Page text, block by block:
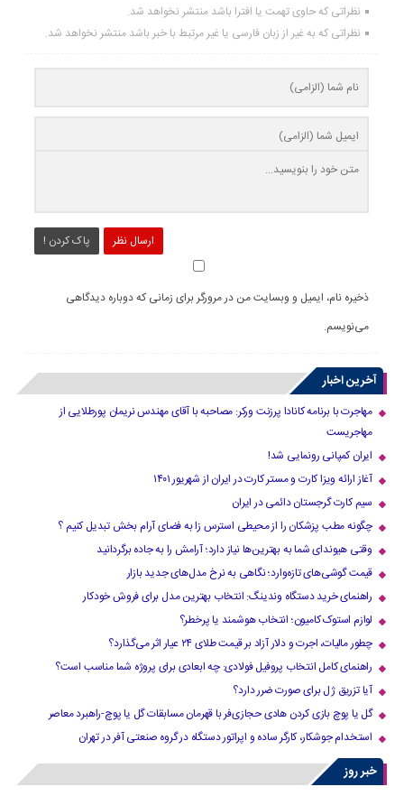
نظراتی که حاوی تهمت یا افترا باشد منتشر نخواهد شد.
نظراتی که به غیر از زبان فارسی یا غیر مرتبط با خبر باشد منتشر نخواهد شد.
ارسال نظر پاک کردن !
ذخیره نام، ایمیل و وبسایت من در مرورگر برای زمانی که دوباره دیدگاهی
می‌نویسم.
آخرین اخبار
مهاجرت با برنامه کانادا پرزنت ورکر: مصاحبه با آقای مهندس نریمان پورطلایی از
مهاجریست
ایران کمپانی رونمایی شد!
آغاز ارائه ویزا کارت و مستر کارت در ایران از شهریور ۱۴۰۱
سیم کارت گرجستان دائمی در ایران
چگونه مطب پزشکان را از محیطی استرس زا به فضای آرام بخش تبدیل کنیم ؟
وقتی هیوندای شما به بهترین‌ها نیاز دارد؛ آرامش را به جاده برگردانید
قیمت گوشی‌های تازه‌وارد؛ نگاهی به نرخ مدل‌های جدید بازار
راهنمای خرید دستگاه وندینگ: انتخاب بهترین مدل برای فروش خودکار
لوازم استوک کامیون؛ انتخاب هوشمند یا پرخطر؟
چطور مالیات، اجرت و دلار آزاد بر قیمت طلای ۲۴ عیار اثر می‌گذارد؟
راهنمای کامل انتخاب پروفیل فولادی: چه ابعادی برای پروژه شما مناسب است؟
آیا تزریق ژل برای صورت ضرر دارد​؟
گل یا پوچ بازی کردن هادی حجازی‌فر با قهرمان مسابقات گل یا پوچ-راهبرد معاصر
استخدام جوشکار، کارگر ساده و اپراتور دستگاه در گروه صنعتی آفر در تهران
خبر روز